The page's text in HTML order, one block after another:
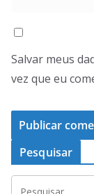
Salvar meus
vez que eu
Pesquisar